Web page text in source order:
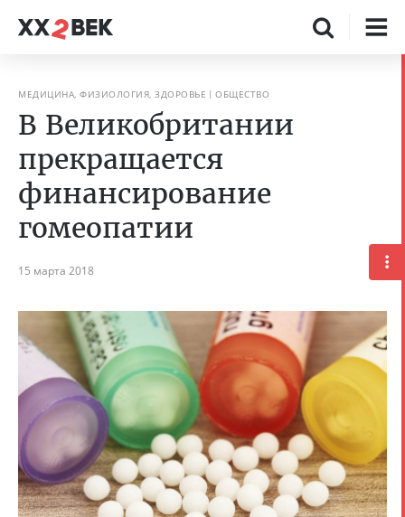
МЕДИЦИНА, ФИЗИОЛОГИЯ, ЗДОРОВЬЕ ОБЩЕСТВО
В Великобритании
прекращается
финансирование
гомеопатии
15 марта 2018